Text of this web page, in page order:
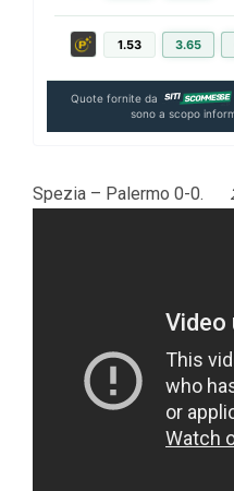
1.53 3.65
Quote fornite da
sono a scopo
Spezia – Palermo 0-0.